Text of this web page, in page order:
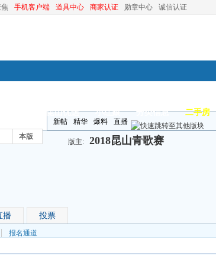
手机客户端 道具中心 商家认证 勋章中心 诚信认证
昆山优选 小红娘 分类信息 二手房
本版
新帖 精华 爆料 直播
版主: 2018昆山青歌赛
播 投票
报名通道